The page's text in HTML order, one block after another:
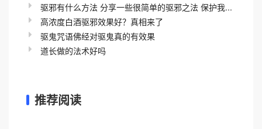
驱邪有什么方法 分享一些很简单的驱邪之法 保护我...
高浓度白酒驱邪效果好？真相来了
驱鬼咒语佛经对驱鬼真的有效果
道长做的法术好吗
推荐阅读